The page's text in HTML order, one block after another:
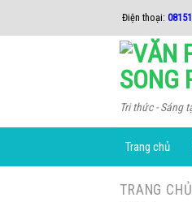
Điện thoại:
Tri thức - Sáng
Trang chủ
TRANG CHỦ